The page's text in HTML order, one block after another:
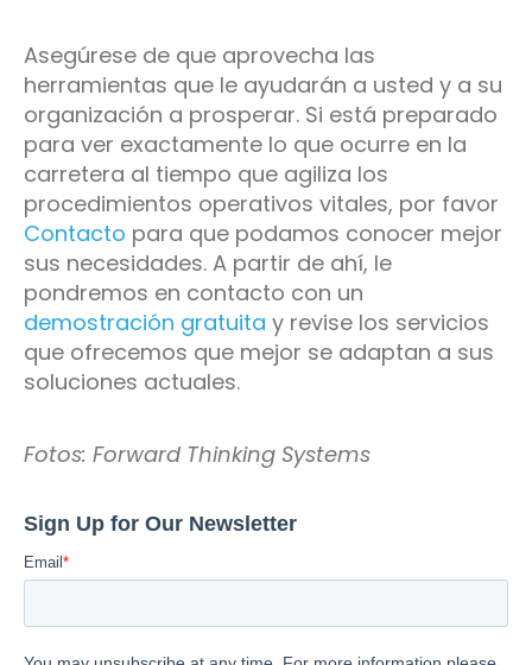
Asegúrese de que aprovecha las
herramientas que le ayudarán a usted y a su
organización a prosperar. Si está preparado
para ver exactamente lo que ocurre en la
carretera al tiempo que agiliza los
procedimientos operativos vitales, por favor
Contacto para que podamos conocer mejor
sus necesidades. A partir de ahí, le
pondremos en contacto con un
demostración gratuita y revise los servicios
que ofrecemos que mejor se adaptan a sus
soluciones actuales.
Fotos: Forward Thinking Systems